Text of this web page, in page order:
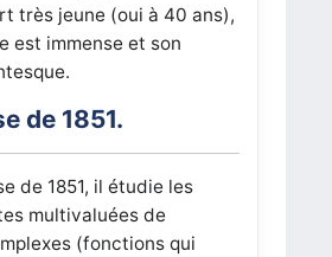
très jeune (oui à 40 ans),
est immense et son
de 1851.
de 1851, il étudie les
multivaluées de
(fonctions qui